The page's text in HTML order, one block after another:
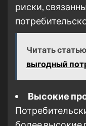
риски,
Читать статью
выгодный
Высокие